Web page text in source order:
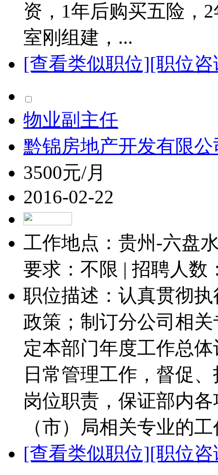
资，1年后购买五险，
室刚组建，...
[查看类似职位][职位
物业副主任
黔锦房地产开发有限
3500元/月
2016-02-22
工作地点：贵州-六盘
要求：不限 | 招聘人数
职位描述：认真贯彻
政策；制订分公司相
定本部门年度工作总
日常管理工作，督促
岗位职责，保证部内
（市）局相关专业的
[查看类似职位][职位